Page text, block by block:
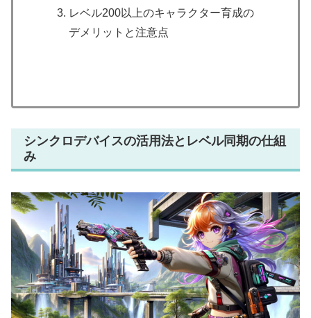
レベル200以上のキャラクター育成の
デメリットと注意点
シンクロデバイスの活用法とレベル同期の仕組
み